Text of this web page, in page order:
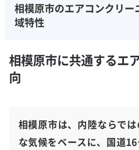
相模原市のエアコンクリー
域特性
相模原市に共通するエ
向
相模原市は、内陸ならで
な気候をベースに、国道